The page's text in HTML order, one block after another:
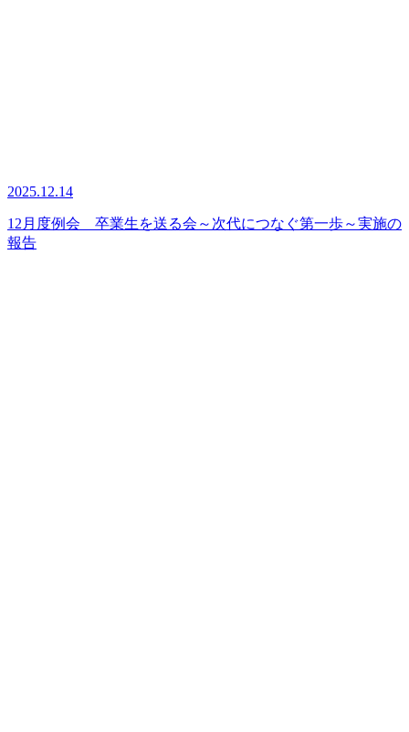
2025.12.14
12月度例会 卒業生を送る会～次代につなぐ第一歩～実施の
報告